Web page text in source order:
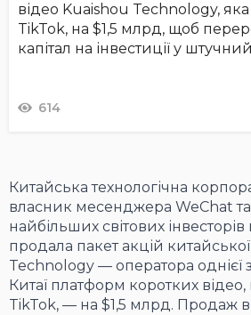
відео Kuaishou Technology,
TikTok, на $1,5 млрд, щоб
капітал на інвестиції у штучний
614
Китайська технологічна
власник месенджера WeChat та
найбільших світових інвесторів
продала пакет акцій
Technology — оператора однієї
Китаї платформ коротких
TikTok, — на $1,5 млрд. Продаж